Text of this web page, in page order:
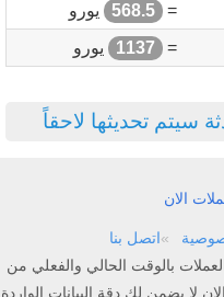
=
568.5
يورو
=
1137 يورو
سيتم تحديثها لاحقاً
الان
اتصل بنا
بالوقت الحالي والفعلي من
لا يضمن لك دقة البيانات الواردة